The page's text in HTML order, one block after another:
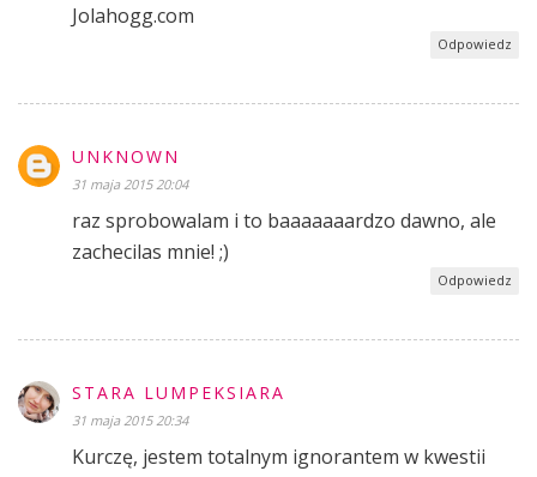
Jolahogg.com
Odpowiedz
UNKNOWN
31 maja 2015 20:04
raz sprobowalam i to baaaaaaardzo dawno, ale
zachecilas mnie! ;)
Odpowiedz
STARA LUMPEKSIARA
31 maja 2015 20:34
Kurczę, jestem totalnym ignorantem w kwestii